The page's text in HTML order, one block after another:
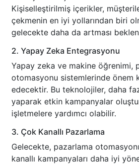
Kişiselleştirilmiş içerikler,
çekmenin en iyi yollarından biri
gelecekte daha da artması
2. Yapay Zeka Entegrasyonu
Yapay zeka ve makine öğrenimi,
otomasyonu sistemlerinde önem
edecektir. Bu teknolojiler, daha
yaparak etkin kampanyalar
işletmelere yardımcı olabilir.
3. Çok Kanallı Pazarlama
Gelecekte, pazarlama
kanallı kampanyaları daha iyi